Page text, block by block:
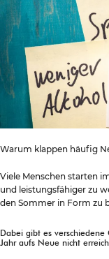
Warum klappen häufig
Viele Menschen starten
und leistungsfähiger zu
den Sommer in Form zu
Dabei gibt es
Jahr aufs Neue nicht